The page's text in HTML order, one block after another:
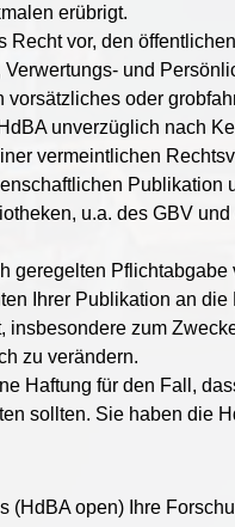
erübrigt.
Recht vor, den
und
vorsätzliches oder
unverzüglich nach
vermeintlichen
u.a. des GBV
geregelten
Ihrer Publikation an
insbesondere zum
zu verändern.
Haftung für den Fall,
sollten. Sie haben die
(HdBA open) Ihre